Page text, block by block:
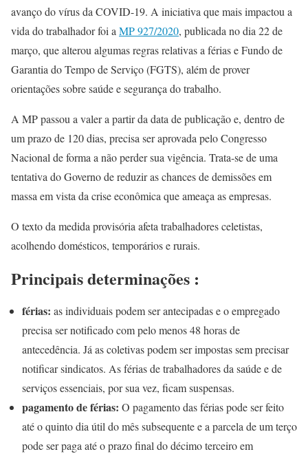
avanço do vírus da COVID-19. A iniciativa que mais impactou a
vida do trabalhador foi a MP 927/2020, publicada no dia 22 de
março, que alterou algumas regras relativas a férias e Fundo de
Garantia do Tempo de Serviço (FGTS), além de prover
orientações sobre saúde e segurança do trabalho.
A MP passou a valer a partir da data de publicação e, dentro de
um prazo de 120 dias, precisa ser aprovada pelo Congresso
Nacional de forma a não perder sua vigência. Trata-se de uma
tentativa do Governo de reduzir as chances de demissões em
massa em vista da crise econômica que ameaça as empresas.
O texto da medida provisória afeta trabalhadores celetistas,
acolhendo domésticos, temporários e rurais.
Principais determinações :
férias: as individuais podem ser antecipadas e o empregado
precisa ser notificado com pelo menos 48 horas de
antecedência. Já as coletivas podem ser impostas sem precisar
notificar sindicatos. As férias de trabalhadores da saúde e de
serviços essenciais, por sua vez, ficam suspensas.
pagamento de férias: O pagamento das férias pode ser feito
até o quinto dia útil do mês subsequente e a parcela de um terço
pode ser paga até o prazo final do décimo terceiro em